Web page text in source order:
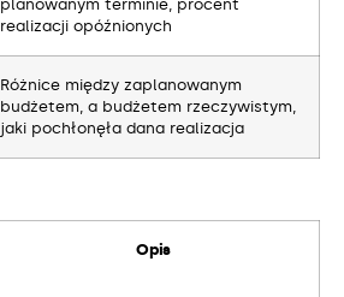
planowanym terminie, procent
realizacji opóźnionych
Różnice między zaplanowanym
budżetem, a budżetem rzeczywistym,
jaki pochłonęła dana realizacja
Opis